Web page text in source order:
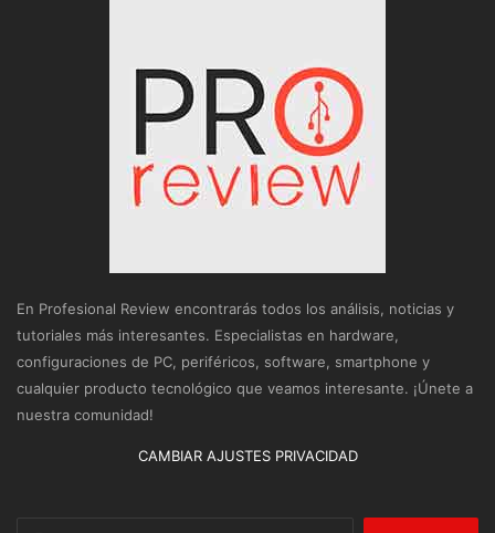
En Profesional Review encontrarás todos los análisis, noticias y
tutoriales más interesantes. Especialistas en hardware,
configuraciones de PC, periféricos, software, smartphone y
cualquier producto tecnológico que veamos interesante. ¡Únete a
nuestra comunidad!
CAMBIAR AJUSTES PRIVACIDAD